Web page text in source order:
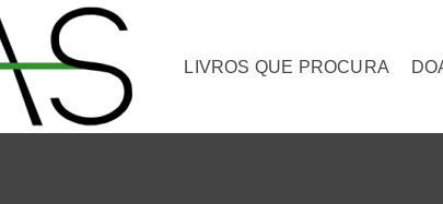
LIVROS QUE PROCURA